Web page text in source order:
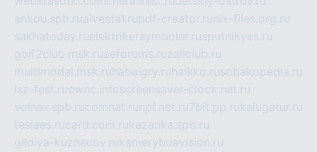
ankou.spb.rualvesta1.rupdf-creator.ru nix-files.org.ru
sakhatoday.ruelektrikersymboler.rusputnikyes.ru
golf2club.msk.ruaeforums.ruzallclub.ru
multimodal.msk.ru habaigry.ru haikko.rusobakopedia.ru
isz-fest.ruewnc.infoscreensaver-clock.net.ru
volnav.spb.rucomnat.ru npf.net.ru7bit.pp.rukalugatur.ru
tesiaes.rucard.com.rukazanka.spb.ru
gildiya-kuznecov.rukameryboavision.ru